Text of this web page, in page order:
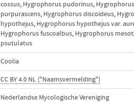
cossus, Hygrophorus pudorinus,
purpurascens, Hygrophorus discoideus,
hypothejus, Hygrophorus hypothejus var.
Hygrophorus fuscoalbus, Hygrophorus
psutulatus
Coolia
CC BY 4.0 NL ("Naamsvermelding")
Nederlandse Mycologische Vereniging